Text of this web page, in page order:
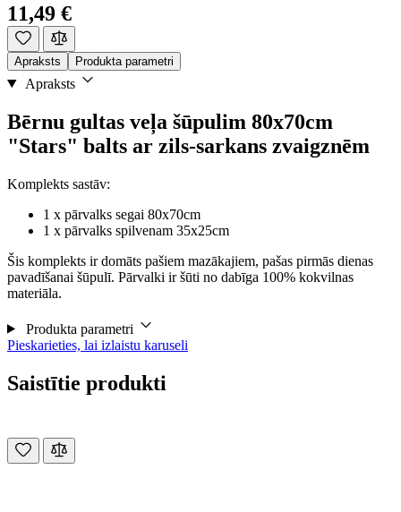
11,49 €
Apraksts Produkta parametri
Apraksts
Bērnu gultas veļa šūpulim 80x70cm
"Stars" balts ar zils-sarkans zvaigznēm
Komplekts sastāv:
1 x pārvalks segai 80x70cm
1 x pārvalks spilvenam 35x25cm
Šis komplekts ir domāts pašiem mazākajiem, pašas pirmās dienas
pavadīšanai šūpulī. Pārvalki ir šūti no dabīga 100% kokvilnas
materiāla.
Produkta parametri
Pieskarieties, lai izlaistu karuseli
Saistītie produkti